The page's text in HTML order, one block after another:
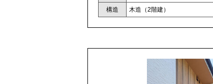
構造 木造（2階建）